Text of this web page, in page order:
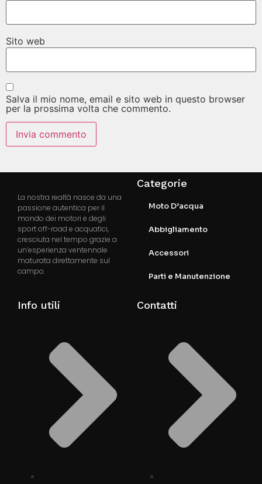
Sito web
Salva il mio nome, email e sito web in questo browser
per la prossima volta che commento.
La nostra realtà nasce da una
passione autentica per il
mondo dei motori e degli
sport off-road e acquatici,
cresciuta nel tempo grazie a
un’esperienza ventennale
maturata direttamente sul
campo.
Categorie
Moto D’acqua
Abbigliamento
Accessori
Parti e Manutenzione
Info utili Contatti